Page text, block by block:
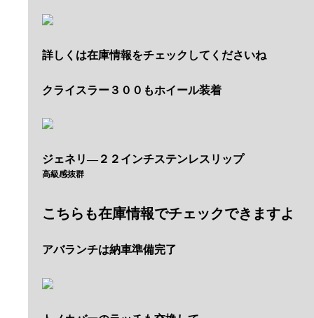
詳しくは在庫情報をチェックしてくださいね
クライスラー３００もホイール装着
ジェネリ―２２インチステンレスリップ
高級感抜群
こちらも在庫情報でチェックできますよ
アバランチは納車準備完了